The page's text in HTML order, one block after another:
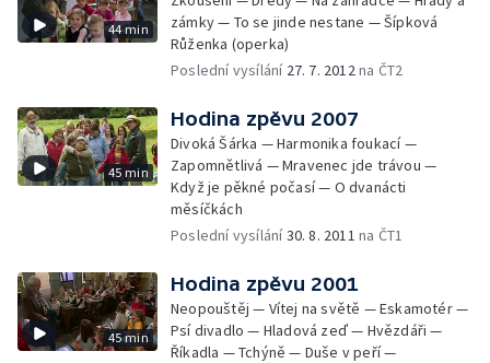
44 min
zámky — To se jinde nestane — Šípková
Růženka (operka)
Poslední vysílání 27. 7. 2012na ČT2
45 min
Hodina zpěvu 2007
Divoká Šárka — Harmonika foukací —
Zapomnětlivá — Mravenec jde trávou —
Když je pěkné počasí — O dvanácti
měsíčkách
Poslední vysílání30. 8. 2011 na ČT1
45 min
Hodina zpěvu 2001
Neopouštěj — Vítej na světě — Eskamotér —
Psí divadlo — Hladová zeď — Hvězdáři —
Říkadla — Tchýně — Duše v peří —